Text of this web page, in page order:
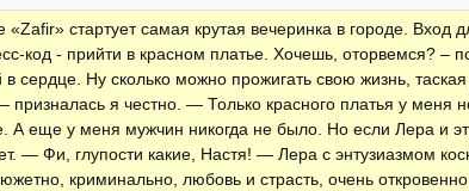
стартует самая крутая вечеринка в городе. Вход
код - прийти в красном платье. Хочешь, оторвемся? –
в сердце. Ну сколько можно прожигать свою жизнь,
я честно. — Только красного платья у меня
А еще у меня мужчин никогда не было. Но если Лера и
— Фи, глупости какие, Настя! — Лера с энтузиазмом
криминально, любовь и страсть, очень откровенно